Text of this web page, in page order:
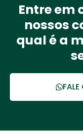
Entre em
nossos
qual é a